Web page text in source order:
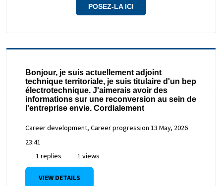
POSEZ-LA ICI
Bonjour, je suis actuellement adjoint
technique territoriale, je suis titulaire d'un bep
électrotechnique. J'aimerais avoir des
informations sur une reconversion au sein de
l'entreprise envie. Cordialement
Career development, Career progression 13 May, 2026
23:41
1 replies
1 views
VIEW DETAILS